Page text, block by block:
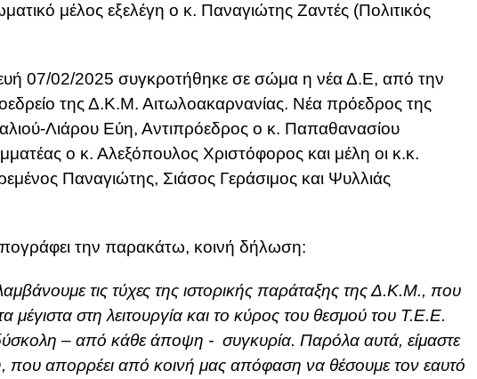
μέλος εξελέγη ο κ. Παναγιώτης Ζαντές (Πολιτικός
07/02/2025 συγκροτήθηκε σε σώμα η νέα Δ.Ε, από την
της Δ.Κ.Μ. Αιτωλοακαρνανίας. Νέα πρόεδρος της
Λιάρου Εύη, Αντιπρόεδρος ο κ. Παπαθανασίου
ο κ. Αλεξόπουλος Χριστόφορος και μέλη οι κ.κ.
Παναγιώτης, Σιάσος Γεράσιμος και Ψυλλιάς
την παρακάτω, κοινή δήλωση:
τις τύχες της ιστορικής παράταξης της Δ.Κ.Μ., που
μέγιστα στη λειτουργία και το κύρος του θεσμού του Τ.Ε.Ε.
– από κάθε άποψη - συγκυρία. Παρόλα αυτά, είμαστε
που απορρέει από κοινή μας απόφαση να θέσουμε τον εαυτό